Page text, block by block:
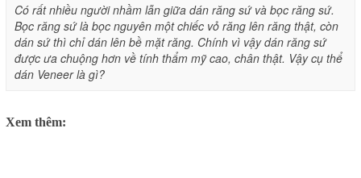
Có rất nhiều người nhầm lẫn giữa dán răng sứ và bọc răng sứ.
Bọc răng sứ là bọc nguyên một chiếc vỏ răng lên răng thật, còn
dán sứ thì chỉ dán lên bề mặt răng. Chính vì vậy dán răng sứ
được ưa chuộng hơn về tính thẩm mỹ cao, chân thật. Vậy cụ thể
dán Veneer là gì?
Xem thêm: